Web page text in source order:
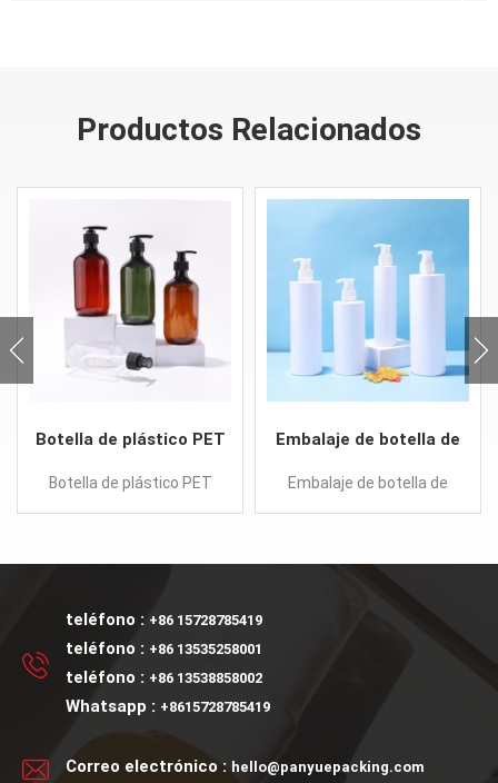
Productos Relacionados
Botella de plástico PET
para champú.
Botella de plástico PET
con bomba de loción para
Gran volumen Color
gratis Solicitud: Champú
Gel de ducha Lavarse las
Embalaje de botella de
plástico blanco
delgado
Embalaje de botella de
bomba de loción de
Características: Forma
teléfono : +86 15728785419
teléfono : +86 13535258001
teléfono : +86 13538858002
Whatsapp : +8615728785419
Correo electrónico : hello@panyuepacking.com